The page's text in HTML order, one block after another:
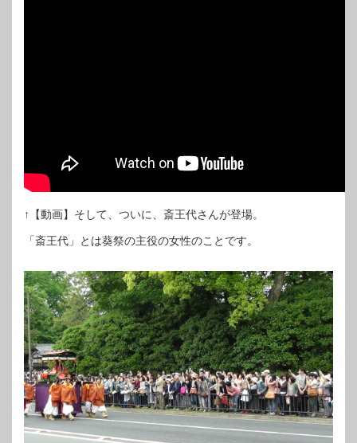
↑【動画】そして、ついに、斎王代さんが登場。
「斎王代」とは葵祭の主役の女性のことです。